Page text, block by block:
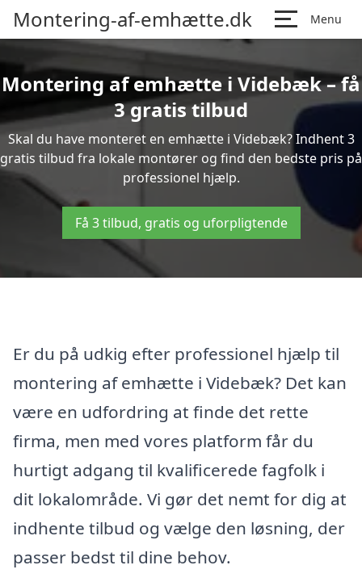
Montering-af-emhætte.dk Menu
Montering af emhætte i Videbæk – få
3 gratis tilbud
Skal du have monteret en emhætte i Videbæk? Indhent 3
gratis tilbud fra lokale montører og find den bedste pris på
professionel hjælp.
Få 3 tilbud, gratis og uforpligtende
Er du på udkig efter professionel hjælp til
montering af emhætte i Videbæk? Det kan
være en udfordring at finde det rette
firma, men med vores platform får du
hurtigt adgang til kvalificerede fagfolk i
dit lokalområde. Vi gør det nemt for dig at
indhente tilbud og vælge den løsning, der
passer bedst til dine behov.